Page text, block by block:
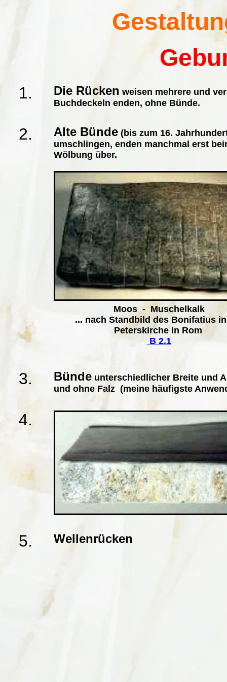
1. Die Rücken weisen mehrere und
Buchdeckeln enden, ohne Bünde.
2. Alte Bünde (bis zum 16.
umschlingen, enden manchmal erst
Wölbung über.
Moos - Muschelkalk
... nach Standbild des Bonifatius
Peterskirche in Rom
B 2.1
3. Bünde unterschiedlicher Breite und
und ohne Falz (meine häufigste
4.
5. Wellenrücken